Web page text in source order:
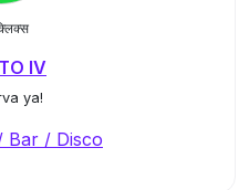
IV
ya!
Bar / Disco